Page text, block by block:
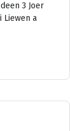
3 Joer
Liewen a